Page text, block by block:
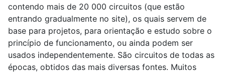
contendo mais de 20 000 circuitos (que estão
entrando gradualmente no site), os quais servem de
base para projetos, para orientação e estudo sobre o
princípio de funcionamento, ou ainda podem ser
usados independentemente. São circuitos de todas as
épocas, obtidos das mais diversas fontes. Muitos